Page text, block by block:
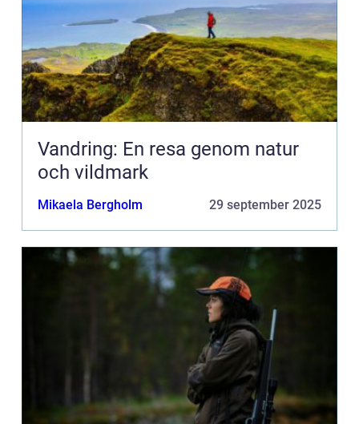
Vandring: En resa genom natur
och vildmark
Mikaela Bergholm 29 september 2025